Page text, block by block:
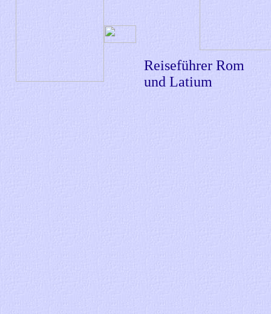
Reiseführer Rom
und Latium